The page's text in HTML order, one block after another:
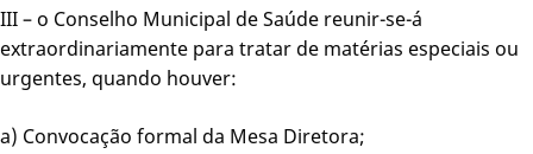
III – o Conselho Municipal de Saúde reunir-se-á
extraordinariamente para tratar de matérias especiais ou
urgentes, quando houver:
a) Convocação formal da Mesa Diretora;